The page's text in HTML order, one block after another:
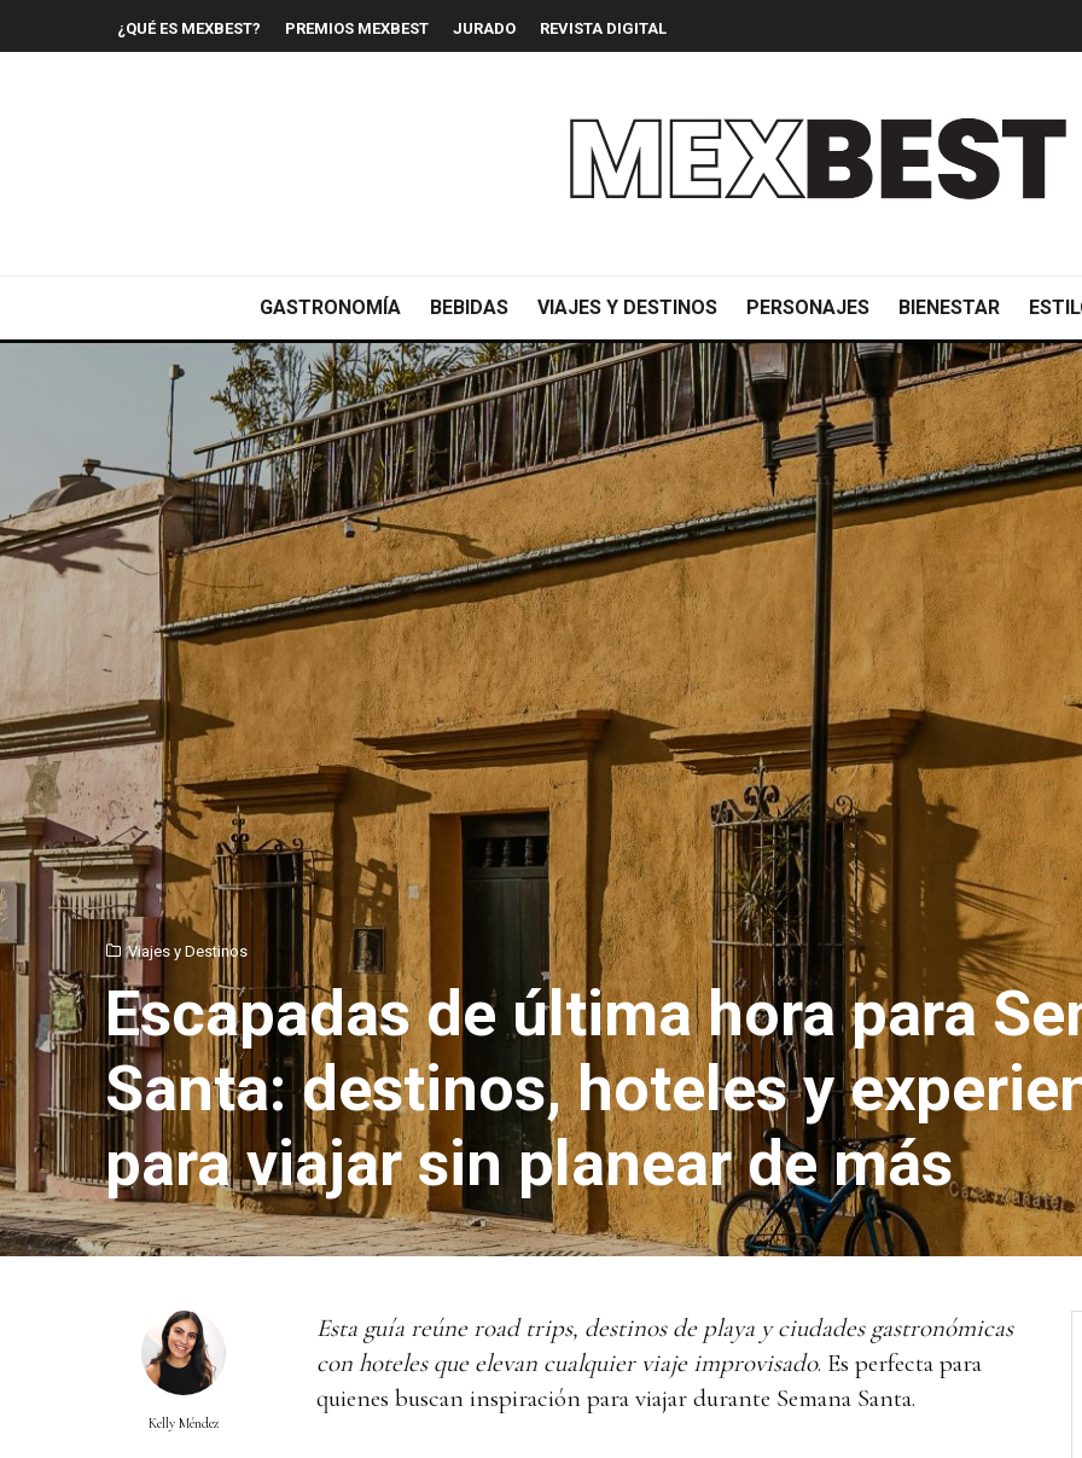
¿QUÉ ES MEXBEST? PREMIOS MEXBEST JURADO REVISTA DIGITAL
GASTRONOMÍA BEBIDAS VIAJES Y DESTINOS PERSONAJES BIENESTAR
Viajes y Destinos
Escapadas de última hora para
Santa: destinos, hoteles y
para viajar sin planear de más
Kelly Méndez
Esta guía reúne road trips, destinos de playa y ciudades gastronómicas
con hoteles que elevan cualquier viaje improvisado. Es perfecta para
quienes buscan inspiración para viajar durante Semana Santa.